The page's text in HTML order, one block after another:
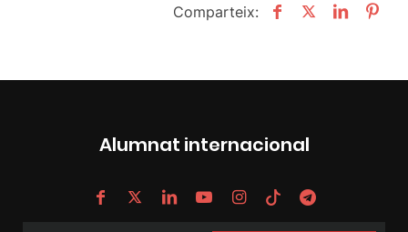
Comparteix:
Alumnat internacional